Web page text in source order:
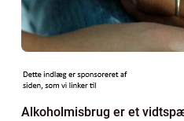
Alkoholmisbrug er et